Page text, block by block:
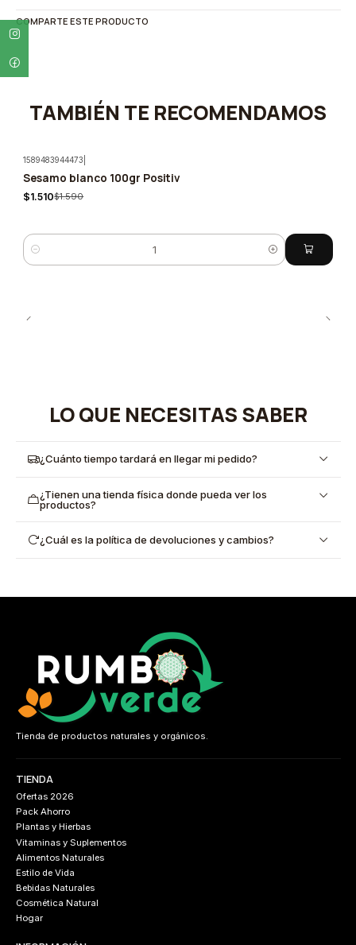
COMPARTE ESTE PRODUCTO
TAMBIÉN TE RECOMENDAMOS
-5%
1589483944473
Sesamo blanco 100gr Positiv
$1.510$1.590
Cantidad
LO QUE NECESITAS SABER
¿Cuánto tiempo tardará en llegar mi pedido?
¿Tienen una tienda física donde pueda ver los
productos?
¿Cuál es la política de devoluciones y cambios?
Tienda de productos naturales y orgánicos.
TIENDA
Ofertas 2026
Pack Ahorro
Plantas y Hierbas
Vitaminas y Suplementos
Alimentos Naturales
Estilo de Vida
Bebidas Naturales
Cosmética Natural
Hogar